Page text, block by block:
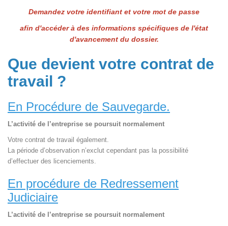
Demandez votre identifiant et votre mot de passe
afin d'accéder à des informations spécifiques de l'état
d'avancement du dossier.
Que devient votre contrat de
travail ?
En Procédure de Sauvegarde.
L’activité de l’entreprise se poursuit normalement
Votre contrat de travail également.
La période d’observation n’exclut cependant pas la possibilité
d’effectuer des licenciements.
En procédure de Redressement
Judiciaire
L’activité de l’entreprise se poursuit normalement